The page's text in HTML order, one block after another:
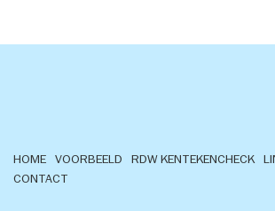
HOME VOORBEELD RDW KENTEKENCHECK
CONTACT